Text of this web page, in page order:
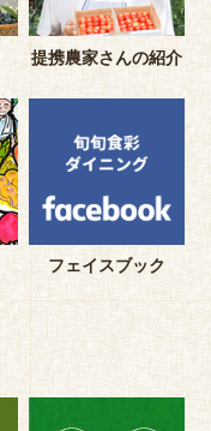
提携農家さんの紹介
フェイスブック